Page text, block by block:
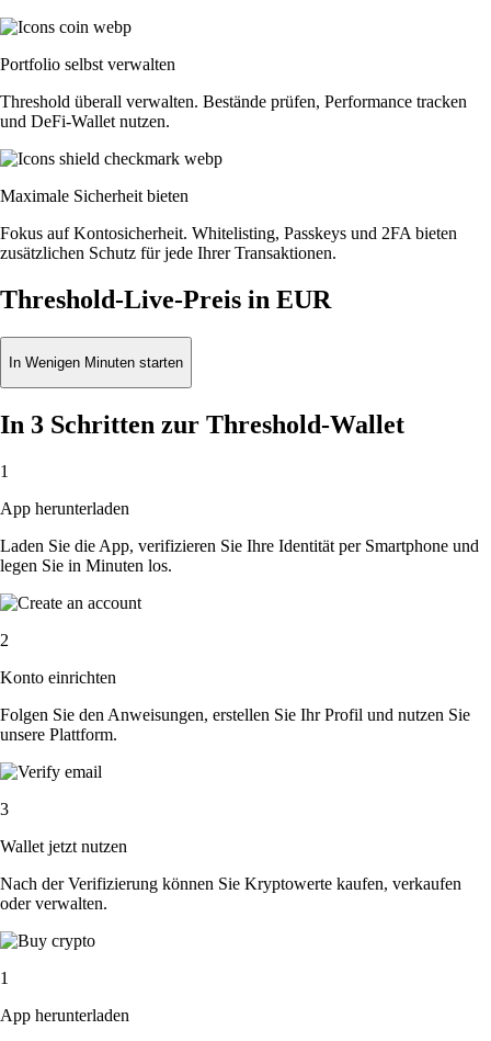
Portfolio selbst verwalten
Threshold überall verwalten. Bestände prüfen, Performance tracken
und DeFi-Wallet nutzen.
Maximale Sicherheit bieten
Fokus auf Kontosicherheit. Whitelisting, Passkeys und 2FA bieten
zusätzlichen Schutz für jede Ihrer Transaktionen.
Threshold-Live-Preis in EUR
In Wenigen Minuten starten
In 3 Schritten zur Threshold-Wallet
1
App herunterladen
Laden Sie die App, verifizieren Sie Ihre Identität per Smartphone und
legen Sie in Minuten los.
2
Konto einrichten
Folgen Sie den Anweisungen, erstellen Sie Ihr Profil und nutzen Sie
unsere Plattform.
3
Wallet jetzt nutzen
Nach der Verifizierung können Sie Kryptowerte kaufen, verkaufen
oder verwalten.
1
App herunterladen